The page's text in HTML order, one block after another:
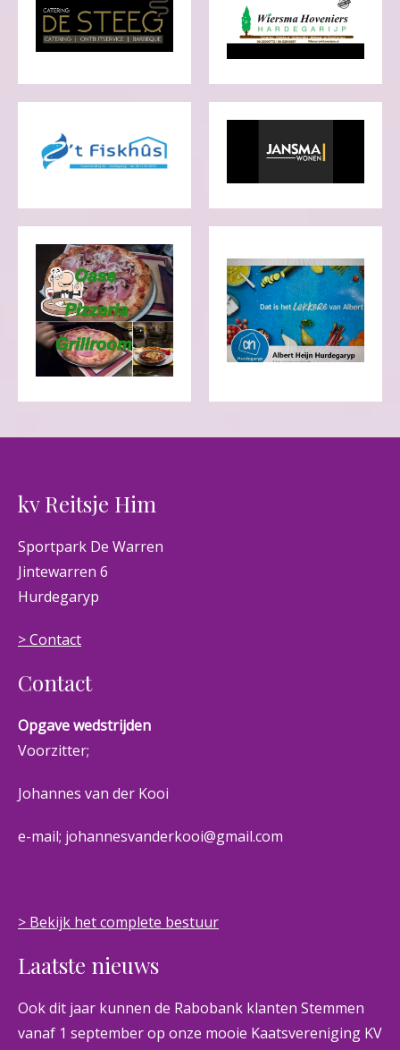
kv Reitsje Him
Sportpark De Warren
Jintewarren 6
Hurdegaryp
> Contact
Contact
Opgave wedstrijden
Voorzitter;
Johannes van der Kooi
e-mail; johannesvanderkooi@gmail.com
> Bekijk het complete bestuur
Laatste nieuws
Ook dit jaar kunnen de Rabobank klanten Stemmen
vanaf 1 september op onze mooie Kaatsvereniging KV